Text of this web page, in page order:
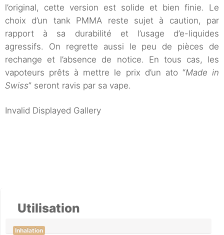
l’original, cette version est solide et bien finie. Le
choix d’un tank PMMA reste sujet à caution, par
rapport à sa durabilité et l’usage d’e-liquides
agressifs. On regrette aussi le peu de pièces de
rechange et l’absence de notice. En tous cas, les
vapoteurs prêts à mettre le prix d’un ato “Made in
Swiss” seront ravis par sa vape.
Invalid Displayed Gallery
Utilisation
Inhalation